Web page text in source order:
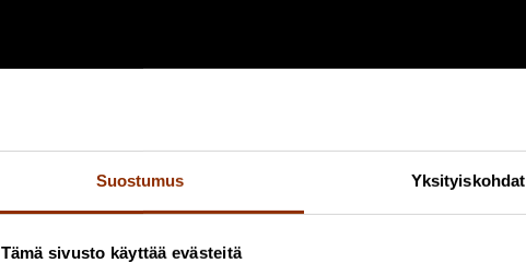
Suostumus Yksityiskohdat
Tämä sivusto käyttää evästeitä